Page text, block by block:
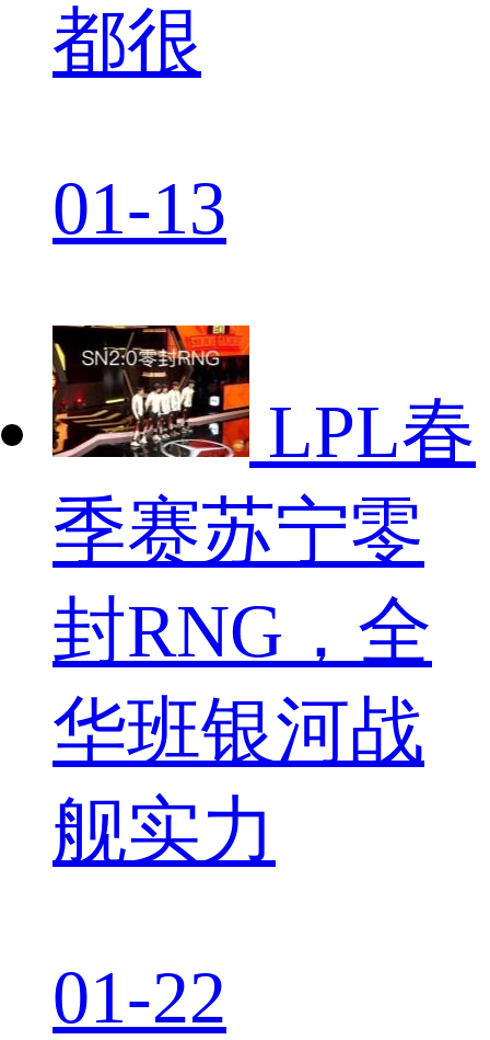
都很
01-13
LPL春
季赛苏宁零
封RNG，全
华班银河战
舰实力
01-22